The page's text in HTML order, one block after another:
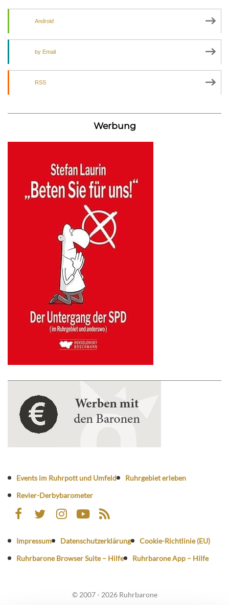
Android
by Email
RSS
Werbung
Events im Ruhrpott und Umfeld
Ruhrgebiet erleben
Revier-Derbybarometer
Impressum Datenschutzerklärung
Cookie-Richtlinie (EU)
Ruhrbarone Browser Suite – Hilfe
Ruhrbarone App – Hilfe
© 2007 - 2026 Ruhrbarone